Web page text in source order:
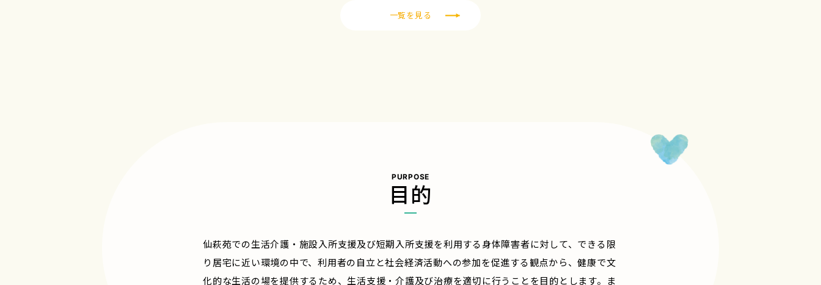
一覧を見る
PURPOSE
目的
仙萩苑での生活介護・施設入所支援及び短期入所支援を利用する身体障害者に対して、できる限
り居宅に近い環境の中で、利用者の自立と社会経済活動への参加を促進する観点から、健康で文
化的な生活の場を提供するため、生活支援・介護及び治療を適切に行うことを目的とします。ま